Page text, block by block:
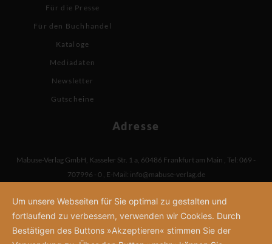
Für die Presse
Für den Buchhandel
Kataloge
Mediadaten
Newsletter
Gutscheine
Adresse
Mabuse-Verlag GmbH, Kasseler Str. 1 a, 60486 Frankfurt am Main , Tel: 069 -
707996 - 0 , E-Mail: info@mabuse-verlag.de
Um unsere Webseiten für Sie optimal zu gestalten und
fortlaufend zu verbessern, verwenden wir Cookies. Durch
Bestätigen des Buttons »Akzeptieren« stimmen Sie der